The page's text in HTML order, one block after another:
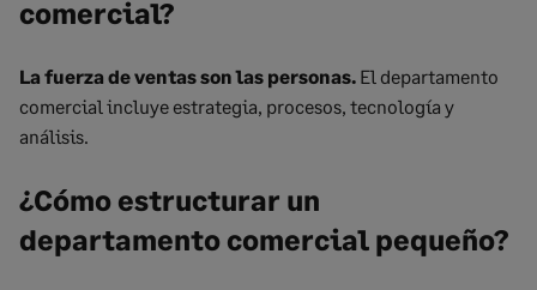
comercial?
La fuerza de ventas son las personas. El departamento
comercial incluye estrategia, procesos, tecnología y
análisis.
¿Cómo estructurar un
departamento comercial pequeño?